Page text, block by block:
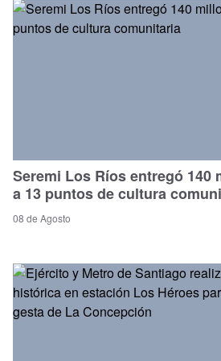
Seremi Los Ríos entregó 140
a 13 puntos de cultura
08 de Agosto